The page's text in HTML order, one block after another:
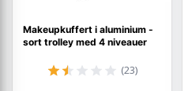
Makeupkuffert i aluminium -
sort trolley med 4 niveauer
(23)